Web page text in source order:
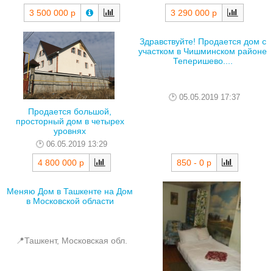
3 500 000 р 3 290 000 р
Продается большой,
просторный дом в четырех
уровнях
06.05.2019 13:29
4 800 000 р
Здравствуйте! Продается дом с
участком в Чишминском районе
Теперишево....
05.05.2019 17:37
850 - 0 р
Меняю Дом в Ташкенте на Дом
в Московской области
📍Ташкент, Московская обл.